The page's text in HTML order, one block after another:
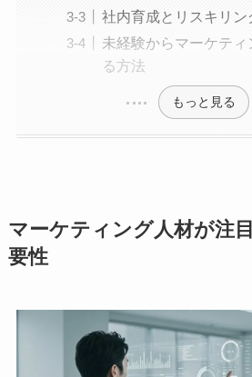
社内育成とリスキリン
未経験からマーケテ
る方法
もっと見る
マーケティング人材が注
要性